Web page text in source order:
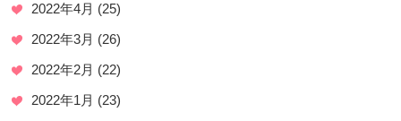
2022年4月 (25)
2022年3月 (26)
2022年2月 (22)
2022年1月 (23)